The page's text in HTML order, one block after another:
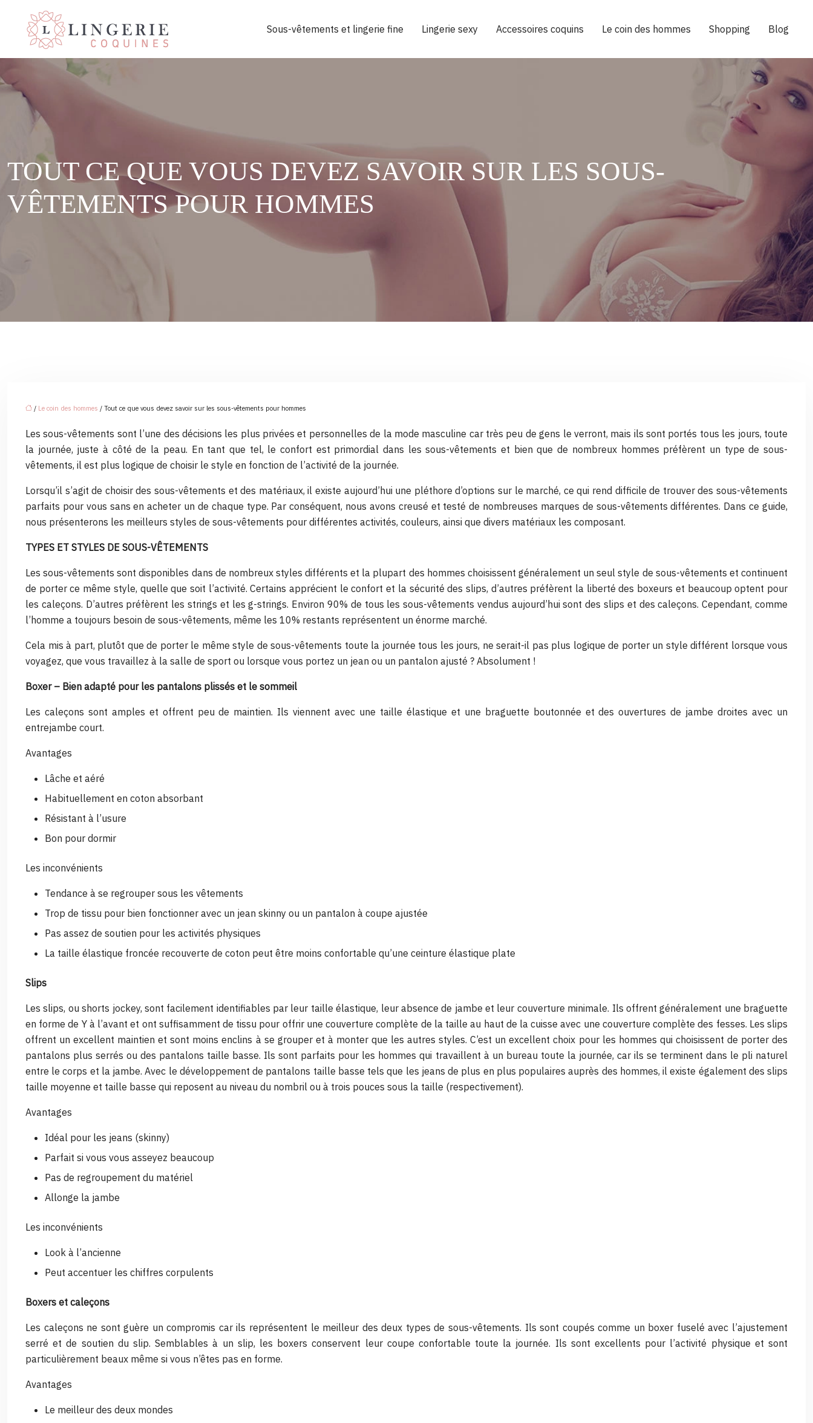
Sous-vêtements et lingerie fine Lingerie sexy Accessoires coquins Le coin des hommes Shopping Blog
TOUT CE QUE VOUS DEVEZ SAVOIR SUR LES SOUS-
VÊTEMENTS POUR HOMMES
/ Le coin des hommes / Tout ce que vous devez savoir sur les sous-vêtements pour hommes
Les sous-vêtements sont l’une des décisions les plus privées et personnelles de la mode masculine car très peu de gens le verront, mais ils sont portés tous les jours, toute
la journée, juste à côté de la peau. En tant que tel, le confort est primordial dans les sous-vêtements et bien que de nombreux hommes préfèrent un type de sous-
vêtements, il est plus logique de choisir le style en fonction de l’activité de la journée.
Lorsqu’il s’agit de choisir des sous-vêtements et des matériaux, il existe aujourd’hui une pléthore d’options sur le marché, ce qui rend difficile de trouver des sous-vêtements
parfaits pour vous sans en acheter un de chaque type. Par conséquent, nous avons creusé et testé de nombreuses marques de sous-vêtements différentes. Dans ce guide,
nous présenterons les meilleurs styles de sous-vêtements pour différentes activités, couleurs, ainsi que divers matériaux les composant.
TYPES ET STYLES DE SOUS-VÊTEMENTS
Les sous-vêtements sont disponibles dans de nombreux styles différents et la plupart des hommes choisissent généralement un seul style de sous-vêtements et continuent
de porter ce même style, quelle que soit l’activité. Certains apprécient le confort et la sécurité des slips, d’autres préfèrent la liberté des boxeurs et beaucoup optent pour
les caleçons. D’autres préfèrent les strings et les g-strings. Environ 90% de tous les sous-vêtements vendus aujourd’hui sont des slips et des caleçons. Cependant, comme
l’homme a toujours besoin de sous-vêtements, même les 10% restants représentent un énorme marché.
Cela mis à part, plutôt que de porter le même style de sous-vêtements toute la journée tous les jours, ne serait-il pas plus logique de porter un style différent lorsque vous
voyagez, que vous travaillez à la salle de sport ou lorsque vous portez un jean ou un pantalon ajusté ? Absolument !
Boxer – Bien adapté pour les pantalons plissés et le sommeil
Les caleçons sont amples et offrent peu de maintien. Ils viennent avec une taille élastique et une braguette boutonnée et des ouvertures de jambe droites avec un
entrejambe court.
Avantages
Lâche et aéré
Habituellement en coton absorbant
Résistant à l’usure
Bon pour dormir
Les inconvénients
Tendance à se regrouper sous les vêtements
Trop de tissu pour bien fonctionner avec un jean skinny ou un pantalon à coupe ajustée
Pas assez de soutien pour les activités physiques
La taille élastique froncée recouverte de coton peut être moins confortable qu’une ceinture élastique plate
Slips
Les slips, ou shorts jockey, sont facilement identifiables par leur taille élastique, leur absence de jambe et leur couverture minimale. Ils offrent généralement une braguette
en forme de Y à l’avant et ont suffisamment de tissu pour offrir une couverture complète de la taille au haut de la cuisse avec une couverture complète des fesses. Les slips
offrent un excellent maintien et sont moins enclins à se grouper et à monter que les autres styles. C’est un excellent choix pour les hommes qui choisissent de porter des
pantalons plus serrés ou des pantalons taille basse. Ils sont parfaits pour les hommes qui travaillent à un bureau toute la journée, car ils se terminent dans le pli naturel
entre le corps et la jambe. Avec le développement de pantalons taille basse tels que les jeans de plus en plus populaires auprès des hommes, il existe également des slips
taille moyenne et taille basse qui reposent au niveau du nombril ou à trois pouces sous la taille (respectivement).
Avantages
Idéal pour les jeans (skinny)
Parfait si vous vous asseyez beaucoup
Pas de regroupement du matériel
Allonge la jambe
Les inconvénients
Look à l’ancienne
Peut accentuer les chiffres corpulents
Boxers et caleçons
Les caleçons ne sont guère un compromis car ils représentent le meilleur des deux types de sous-vêtements. Ils sont coupés comme un boxer fuselé avec l’ajustement
serré et de soutien du slip. Semblables à un slip, les boxers conservent leur coupe confortable toute la journée. Ils sont excellents pour l’activité physique et sont
particulièrement beaux même si vous n’êtes pas en forme.
Avantages
Le meilleur des deux mondes